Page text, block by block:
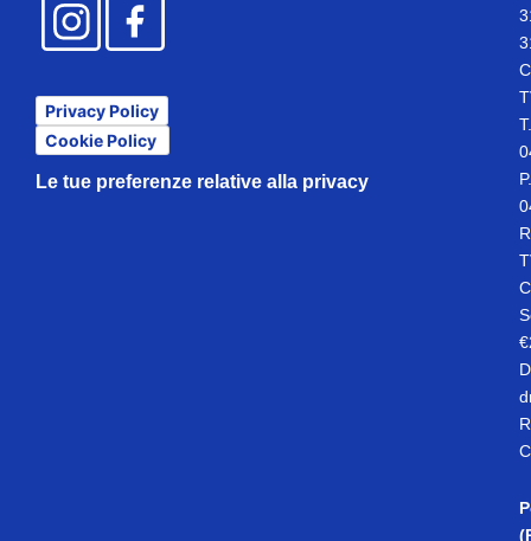
Privacy Policy
Cookie Policy
Le tue preferenze relative alla privacy
T.